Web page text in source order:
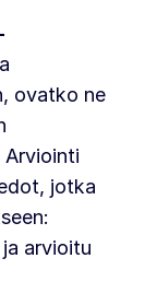
ovatko ne
Arviointi
jotka
arvioitu